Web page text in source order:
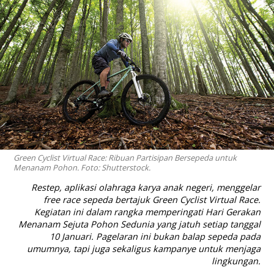
Green Cyclist Virtual Race: Ribuan Partisipan Bersepeda untuk
Menanam Pohon. Foto: Shutterstock.
Restep, aplikasi olahraga karya anak negeri, menggelar
free racesepeda bertajuk Green Cyclist Virtual Race.
Kegiatan ini dalam rangka memperingati Hari Gerakan
Menanam Sejuta Pohon Sedunia yang jatuh setiap tanggal
10 Januari. Pagelaran ini bukan balap sepeda pada
umumnya, tapi juga sekaligus kampanye untuk menjaga
lingkungan.